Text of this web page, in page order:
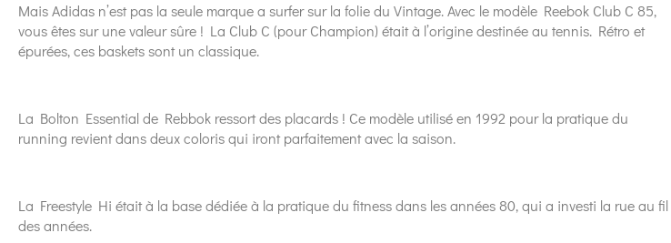
Mais Adidas n’est pas la seule marque a surfer sur la folie du Vintage. Avec le modèle Reebok Club C 85,
vous êtes sur une valeur sûre ! La Club C (pour Champion) était à l’origine destinée au tennis. Rétro et
épurées, ces baskets sont un classique.
La Bolton Essential de Rebbok ressort des placards ! Ce modèle utilisé en 1992 pour la pratique du
running revient dans deux coloris qui iront parfaitement avec la saison.
La Freestyle Hi était à la base dédiée à la pratique du fitness dans les années 80, qui a investi la rue au fil
des années.